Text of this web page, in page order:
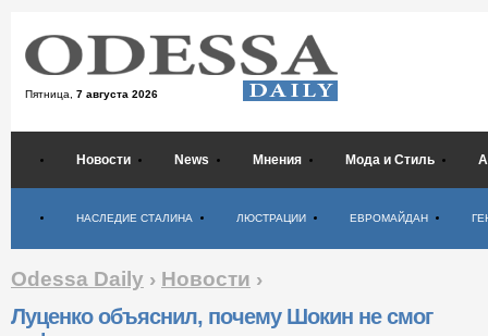
Пятница, 7 августа 2026
Новости News Мнения Мода и Стиль
НАСЛЕДИЕ СТАЛИНА ЛЮСТРАЦИИ ЕВРОМАЙДАН
Odessa Daily › Новости ›
Луценко объяснил, почему Шокин не смог